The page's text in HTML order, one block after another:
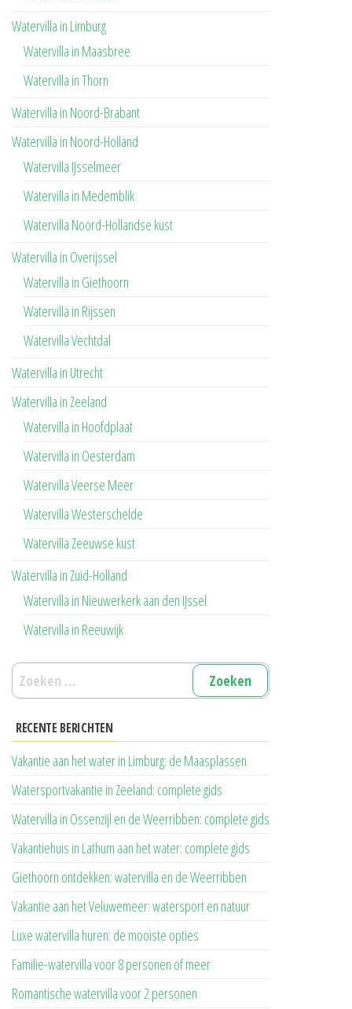
Watervilla in Limburg
Watervilla in Maasbree
Watervilla in Thorn
Watervilla in Noord-Brabant
Watervilla in Noord-Holland
Watervilla IJsselmeer
Watervilla in Medemblik
Watervilla Noord-Hollandse kust
Watervilla in Overijssel
Watervilla in Giethoorn
Watervilla in Rijssen
Watervilla Vechtdal
Watervilla in Utrecht
Watervilla in Zeeland
Watervilla in Hoofdplaat
Watervilla in Oesterdam
Watervilla Veerse Meer
Watervilla Westerschelde
Watervilla Zeeuwse kust
Watervilla in Zuid-Holland
Watervilla in Nieuwerkerk aan den IJssel
Watervilla in Reeuwijk
Zoeken
naar:
RECENTE BERICHTEN
Vakantie aan het water in Limburg: de Maasplassen
Watersportvakantie in Zeeland: complete gids
Watervilla in Ossenzijl en de Weerribben: complete gids
Vakantiehuis in Lathum aan het water: complete gids
Giethoorn ontdekken: watervilla en de Weerribben
Vakantie aan het Veluwemeer: watersport en natuur
Luxe watervilla huren: de mooiste opties
Familie-watervilla voor 8 personen of meer
Romantische watervilla voor 2 personen